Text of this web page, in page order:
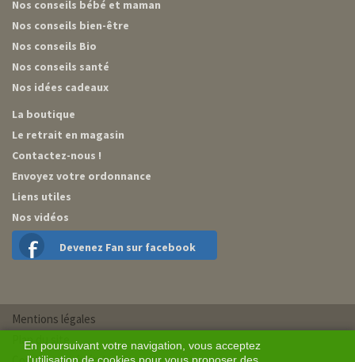
Nos conseils bébé et maman
Nos conseils bien-être
Nos conseils Bio
Nos conseils santé
Nos idées cadeaux
La boutique
Le retrait en magasin
Contactez-nous !
Envoyez votre ordonnance
Liens utiles
Nos vidéos
Devenez Fan sur facebook
En poursuivant votre navigation, vous acceptez
Mentions légales
Plan du site